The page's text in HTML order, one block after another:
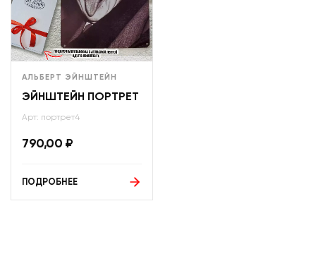
АЛЬБЕРТ ЭЙНШТЕЙН
ЭЙНШТЕЙН ПОРТРЕТ
Арт: портрет4
790,00 ₽
ПОДРОБНЕЕ